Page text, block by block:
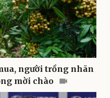
người trồng nhãn
mời chào